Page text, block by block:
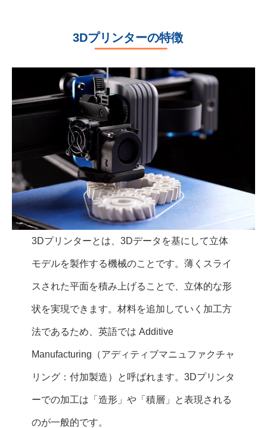
3Dプリンターの特徴
3Dプリンターとは、3Dデータを基にして立体
モデルを製作する機械のことです。薄くスライ
スされた平面を積み上げることで、立体的な形
状を実現できます。材料を追加していく加工方
法であるため、英語では Additive
Manufacturing（アディティブマニュファクチャ
リング：付加製造）と呼ばれます。3Dプリンタ
ーでの加工は「造形」や「積層」と表現される
のが一般的です。